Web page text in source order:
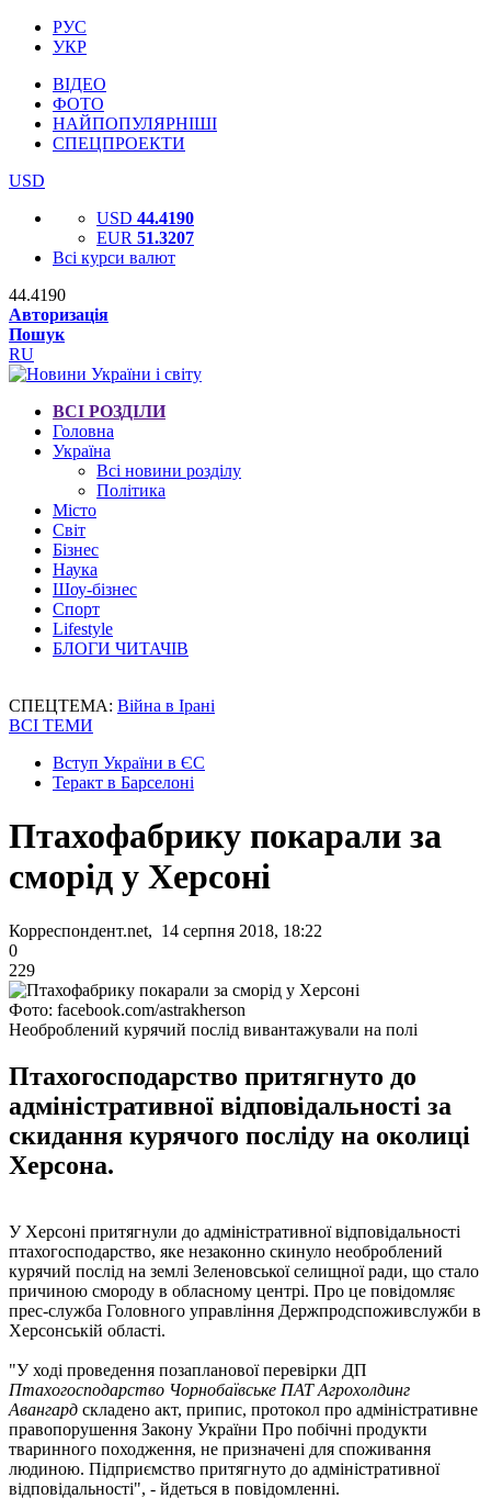
РУС
УКР
ВІДЕО
ФОТО
НАЙПОПУЛЯРНІШІ
СПЕЦПРОЕКТИ
USD
USD 44.4190
EUR 51.3207
Всі курси валют
44.4190
Авторизація
Пошук
RU
ВСІ РОЗДІЛИ
Головна
Україна
Всі новини розділу
Політика
Місто
Світ
Бізнес
Наука
Шоу-бізнес
Спорт
Lifestyle
БЛОГИ ЧИТАЧІВ
СПЕЦТЕМА: Війна в Ірані
ВСІ ТЕМИ
Вступ України в ЄС
Теракт в Барселоні
Птахофабрику покарали за
сморід у Херсоні
Корреспондент.net, 14 серпня 2018, 18:22
0
229
Фото: facebook.com/astrakherson
Необроблений курячий послід вивантажували на полі
Птахогосподарство притягнуто до
адміністративної відповідальності за
скидання курячого посліду на околиці
Херсона.
У Херсоні притягнули до адміністративної відповідальності
птахогосподарство, яке незаконно скинуло необроблений
курячий послід на землі Зеленовської селищної ради, що стало
причиною смороду в обласному центрі. Про це повідомляє
прес-служба Головного управління Держпродспоживслужби в
Херсонській області.
"У ході проведення позапланової перевірки ДП
Птахогосподарство Чорнобаївське ПАТ Агрохолдинг
Авангард складено акт, припис, протокол про адміністративне
правопорушення Закону України Про побічні продукти
тваринного походження, не призначені для споживання
людиною. Підприємство притягнуто до адміністративної
відповідальності", - йдеться в повідомленні.